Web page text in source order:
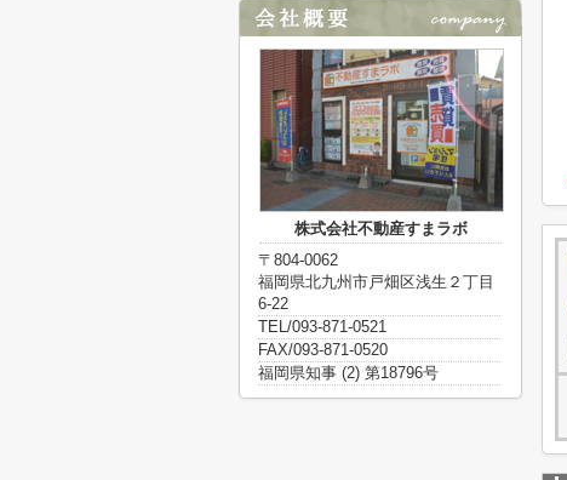
株式会社不動産すまラボ
〒804-0062
福岡県北九州市戸畑区浅生２丁目
6-22
TEL/093-871-0521
FAX/093-871-0520
福岡県知事 (2) 第18796号